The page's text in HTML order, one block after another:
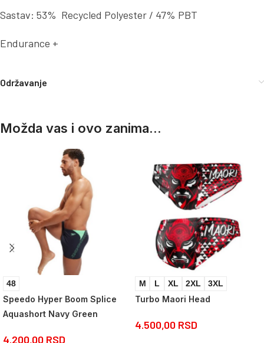
Sastav: 53% Recycled Polyester / 47% PBT
Endurance +
Održavanje
Možda vas i ovo zanima...
48
Speedo Hyper Boom Splice
Aquashort Navy Green
4.200,00 RSD
M L XL 2XL 3XL
Turbo Maori Head
4.500,00 RSD